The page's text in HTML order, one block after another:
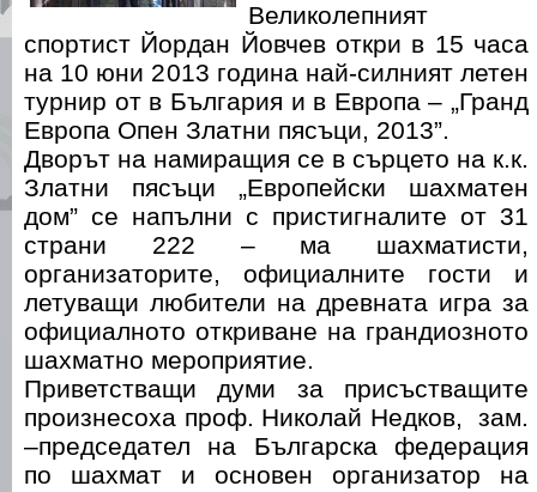
Великолепният
спортист Йордан Йовчев откри в 15 часа
на 10 юни 2013 година най-силният летен
турнир от в България и в Европа – „Гранд
Европа Опен Златни пясъци, 2013”.
Дворът на намиращия се в сърцето на к.к.
Златни пясъци „Европейски шахматен
дом” се напълни с пристигналите от 31
страни 222 – ма шахматисти,
организаторите, официалните гости и
летуващи любители на древната игра за
официалното откриване на грандиозното
шахматно мероприятие.
Приветстващи думи за присъстващите
произнесоха проф. Николай Недков, зам.
–председател на Българска федерация
по шахмат и основен организатор на